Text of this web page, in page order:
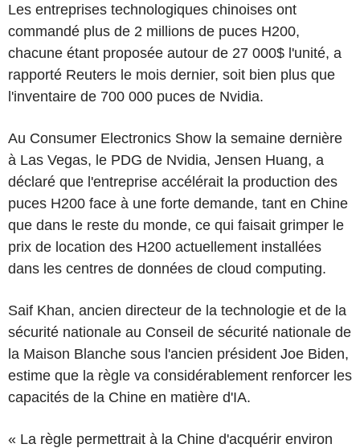
Les entreprises technologiques chinoises ont
commandé plus de 2 millions de puces H200,
chacune étant proposée autour de 27 000$ l'unité, a
rapporté Reuters le mois dernier, soit bien plus que
l'inventaire de 700 000 puces de Nvidia.
Au Consumer Electronics Show la semaine dernière
à Las Vegas, le PDG de Nvidia, Jensen Huang, a
déclaré que l'entreprise accélérait la production des
puces H200 face à une forte demande, tant en Chine
que dans le reste du monde, ce qui faisait grimper le
prix de location des H200 actuellement installées
dans les centres de données de cloud computing.
Saif Khan, ancien directeur de la technologie et de la
sécurité nationale au Conseil de sécurité nationale de
la Maison Blanche sous l'ancien président Joe Biden,
estime que la règle va considérablement renforcer les
capacités de la Chine en matière d'IA.
« La règle permettrait à la Chine d'acquérir environ